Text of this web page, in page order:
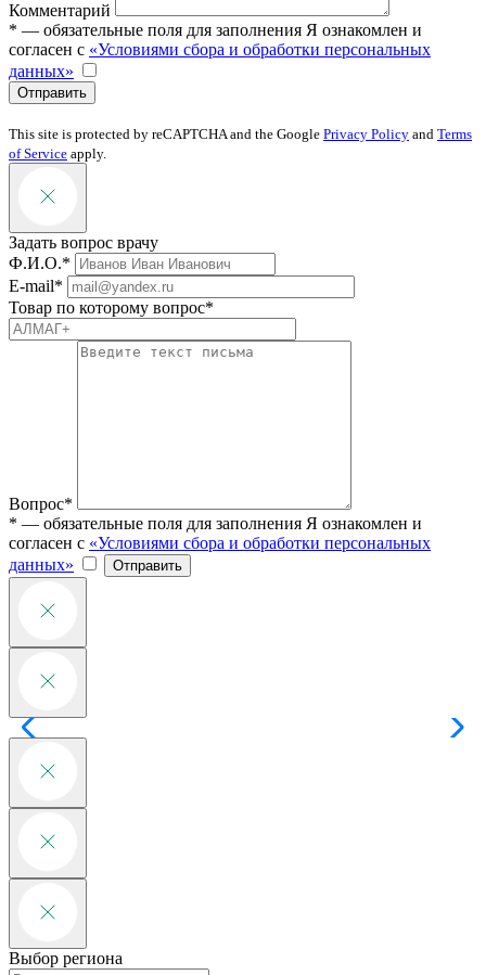
Комментарий
* — обязательные поля для заполнения Я ознакомлен и
согласен с «Условиями сбора и обработки персональных
данных»
Отправить
This site is protected by reCAPTCHA and the Google Privacy Policy and Terms
of Service apply.
Задать вопрос врачу
Ф.И.О.*
E-mail*
Товар по которому вопрос*
Вопрос*
* — обязательные поля для заполнения Я ознакомлен и
согласен с «Условиями сбора и обработки персональных
данных»
Отправить
Выбор региона